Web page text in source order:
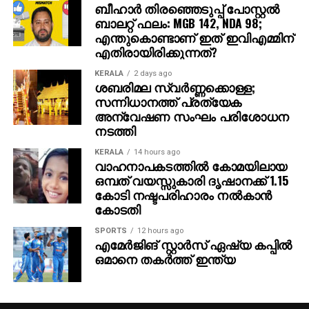
അതിനാല്‍ തന്നെ തിയേറ്ററുകളില്‍ അത്ഭുതകരമായ
കാഴ്ചാനുഭവം സമ്മാനിക്കുമെന്നുറപ്പ്. ബാഹുബലി,
ഞഞഞ എന്നിവയുടെ സംവിധായകന്‍ രാജമൗലിയുടെ
തിയേറ്ററുകളിലേക്ക് എത്തും.
ബാലറ്റ് ഫലം: MGB 142, NDA 98;
എന്തുകൊണ്ടാണ് ഇത് ഇവിഎമ്മിന്
എതിരായിരിക്കുന്നത്?
KERALA 2 days ago
ശബരിമല സ്വര്‍ണ്ണക്കൊള്ള;
സന്നിധാനത്ത് പ്രത്യേക
അന്വേഷണ സംഘം പരിശോധന
നടത്തി
KERALA 14 hours ago
വാഹനാപകടത്തില്‍ കോമയിലായ
ഒമ്പത് വയസ്സുകാരി ദൃഷാനക്ക് 1.15
കോടി നഷ്ടപരിഹാരം നല്‍കാന്‍
കോടതി
SPORTS 12 hours ago
എമേര്‍ജിങ് സ്റ്റാര്‍സ് ഏഷ്യ കപ്പില്‍
ഒമാനെ തകര്‍ത്ത് ഇന്ത്യ